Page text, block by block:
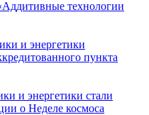
технологии
и энергетики
пункта
и энергетики стали
о Неделе космоса